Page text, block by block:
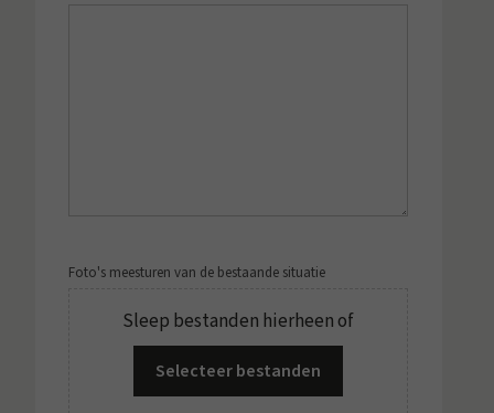
Foto's meesturen van de bestaande situatie
Sleep bestanden hierheen of
Selecteer bestanden